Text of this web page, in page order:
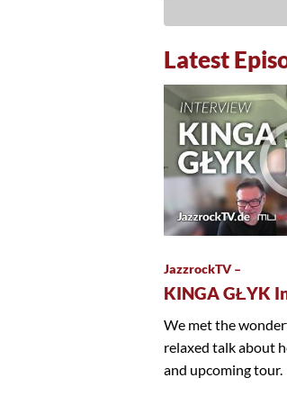
Latest
JazzrockTV –
KINGA GŁYK
We met the
relaxed talk about
and upcoming tour.